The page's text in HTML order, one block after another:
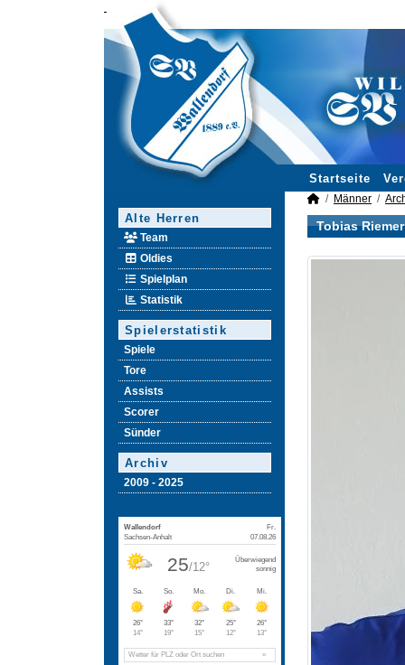
Startseite
Alte Herren
Team
Oldies
Spielplan
Statistik
Spielerstatistik
Spiele
Tore
Assists
Scorer
Sünder
Archiv
2009 - 2025
Männer
Tobias Riemer